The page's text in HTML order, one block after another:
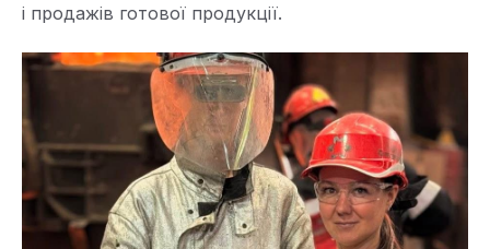
і продажів готової продукції.